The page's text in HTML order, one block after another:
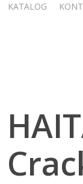
KATALOG